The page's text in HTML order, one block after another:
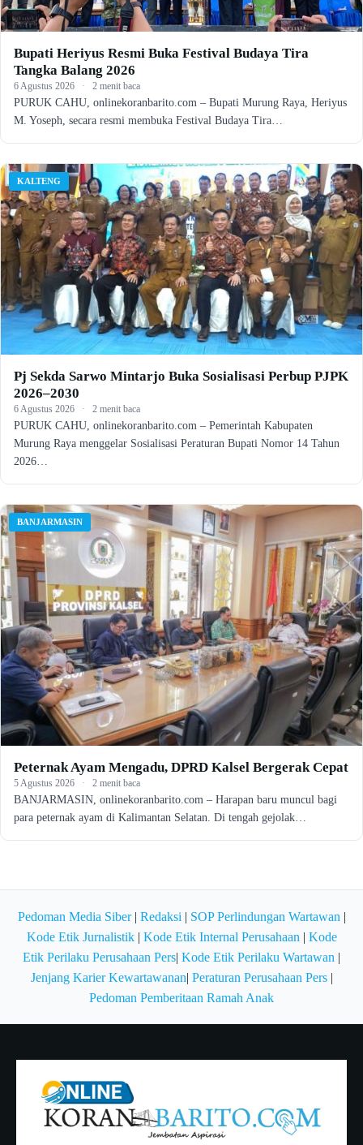
Bupati Heriyus Resmi Buka Festival Budaya Tira
Tangka Balang 2026
6 Agustus 2026 · 2 menit baca
PURUK CAHU, onlinekoranbarito.com – Bupati Murung Raya, Heriyus
M. Yoseph, secara resmi membuka Festival Budaya Tira…
KALTENG
Pj Sekda Sarwo Mintarjo Buka Sosialisasi Perbup PJPK
2026–2030
6 Agustus 2026 · 2 menit baca
PURUK CAHU, onlinekoranbarito.com – Pemerintah Kabupaten
Murung Raya menggelar Sosialisasi Peraturan Bupati Nomor 14 Tahun
2026…
BANJARMASIN
Peternak Ayam Mengadu, DPRD Kalsel Bergerak Cepat
5 Agustus 2026 · 2 menit baca
BANJARMASIN, onlinekoranbarito.com – Harapan baru muncul bagi
para peternak ayam di Kalimantan Selatan. Di tengah gejolak…
Pedoman Media Siber| Redaksi | SOP Perlindungan Wartawan |
Kode Etik Jurnalistik| Kode Etik Internal Perusahaan | Kode
Etik Perilaku Perusahaan Pers| Kode Etik Perilaku Wartawan |
Jenjang Karier Kewartawanan| Peraturan Perusahaan Pers|
Pedoman Pemberitaan Ramah Anak